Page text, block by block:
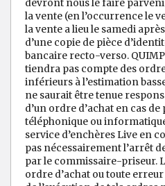
devront nous le faire
la vente (en l’occurrence le
la vente a lieu le samedi
d’une copie de pièce
bancaire recto-verso.
tiendra pas compte des
inférieurs à l’estimation
ne saurait être tenue
d’un ordre d’achat en cas
téléphonique ou
service d’enchères Live en
pas nécessairement l’arrêt
par le commissaire-priseur.
ordre d’achat ou toute